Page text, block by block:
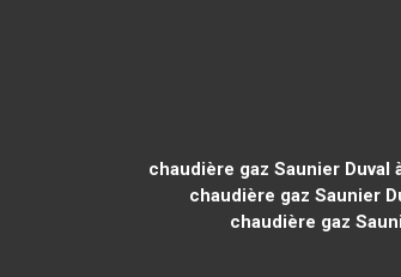
chaudière gaz Saunier Duval
chaudière gaz Saunier
chaudière gaz